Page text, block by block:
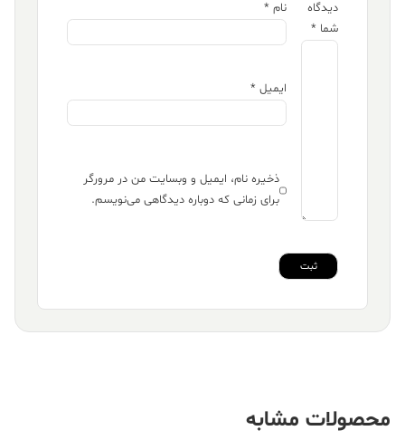
دیدگاه
شما *
نام *
ایمیل *
ذخیره نام، ایمیل و وبسایت من در مرورگر
برای زمانی که دوباره دیدگاهی می‌نویسم.
محصولات مشابه